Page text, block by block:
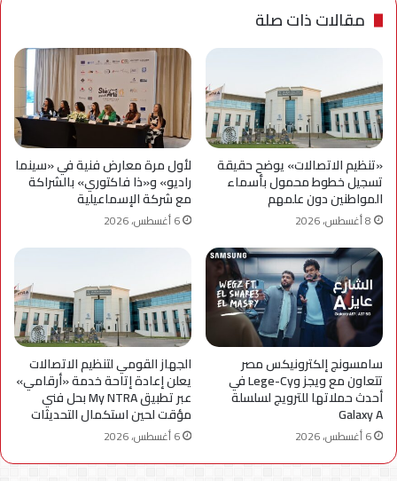
مقالات ذات صلة
«تنظيم الاتصالات» يوضح حقيقة
تسجيل خطوط محمول بأسماء
المواطنين دون علمهم
8 أغسطس، 2026
لأول مرة معارض فنية في «سينما
راديو» و«ذا فاكتوري» بالشراكة
مع شركة الإسماعيلية
6 أغسطس، 2026
سامسونج إلكترونيكس مصر
تتعاون مع ويجز وLege-Cy في
أحدث حملاتها للترويج لسلسلة
Galaxy A
6 أغسطس، 2026
الجهاز القومي لتنظيم الاتصالات
يعلن إعادة إتاحة خدمة «أرقامي»
عبر تطبيق My NTRA بحل فني
مؤقت لحين استكمال التحديثات
6 أغسطس، 2026